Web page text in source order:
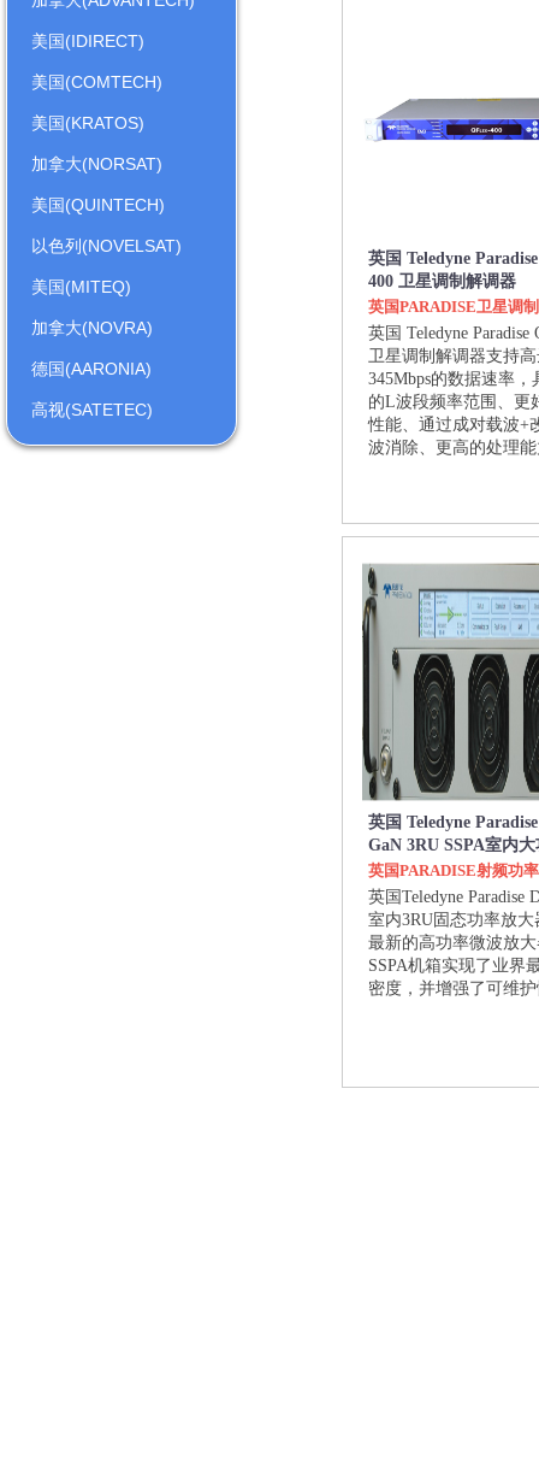
美国(IDIRECT)
美国(COMTECH)
美国(KRATOS)
加拿大(NORSAT)
美国(QUINTECH)
以色列(NOVELSAT)
美国(MITEQ)
加拿大(NOVRA)
德国(AARONIA)
高视(SATETEC)
英国 Teledyne
400 卫星调制解调器
英国PARADISE卫星调
英国 Teledyne Paradise
卫星调制解调器支持
345Mbps的数据速率，
的L波段频率范围、更
性能、通过成对载波+
波消除、更高的处理
英国 Teledyne
GaN 3RU SSPA室内
英国PARADISE射频功
英国Teledyne Paradise
室内3RU固态功率放大
最新的高功率微波放
SSPA机箱实现了业界
密度，并增强了可维